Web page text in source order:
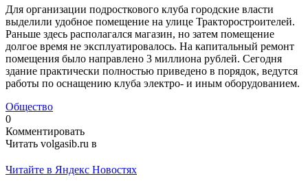
Для организации подросткового клуба городские власти
выделили удобное помещение на улице Тракторостроителей.
Раньше здесь располагался магазин, но затем помещение
долгое время не эксплуатировалось. На капитальный ремонт
помещения было направлено 3 миллиона рублей. Сегодня
здание практически полностью приведено в порядок, ведутся
работы по оснащению клуба электро- и иным оборудованием.
Общество
0
Комментировать
Читать volgasib.ru в
Читайте в Яндекс Новостях